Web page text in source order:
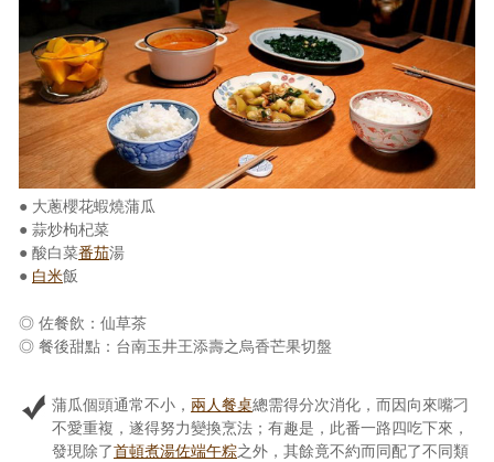
● 大蔥櫻花蝦燒蒲瓜
● 蒜炒枸杞菜
● 酸白菜番茄湯
● 白米飯
◎ 佐餐飲：仙草茶
◎ 餐後甜點：台南玉井王添壽之烏香芒果切盤
蒲瓜個頭通常不小， 兩人餐桌總需得分次消化，而因向來嘴刁
不愛重複，遂得努力變換烹法；有趣是，此番一路四吃下來，
發現除了首頓煮湯佐端午粽之外，其餘竟不約而同配了不同類